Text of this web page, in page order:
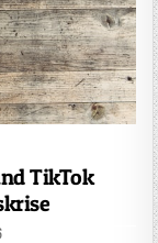
TikTok